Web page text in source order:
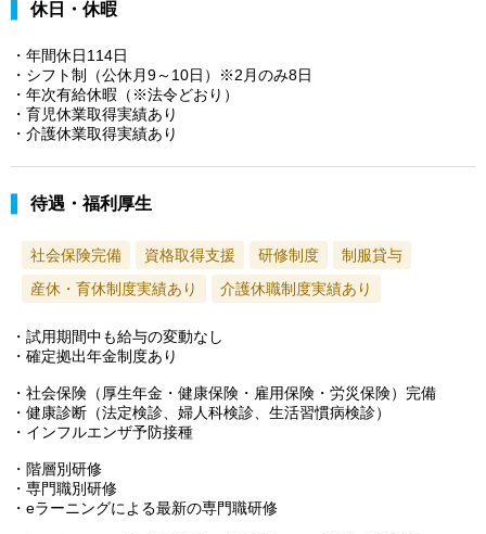
休日・休暇
・年間休日114日
・シフト制（公休月9～10日）※2月のみ8日
・年次有給休暇（※法令どおり）
・育児休業取得実績あり
・介護休業取得実績あり
待遇・福利厚生
社会保険完備 資格取得支援 研修制度
制服貸与
産休・育休制度実績あり
介護休職制度実績あり
・試用期間中も給与の変動なし
・確定拠出年金制度あり
・社会保険（厚生年金・健康保険・雇用保険・労災保険）完備
・健康診断（法定検診、婦人科検診、生活習慣病検診）
・インフルエンザ予防接種
・階層別研修
・専門職別研修
・eラーニングによる最新の専門職研修